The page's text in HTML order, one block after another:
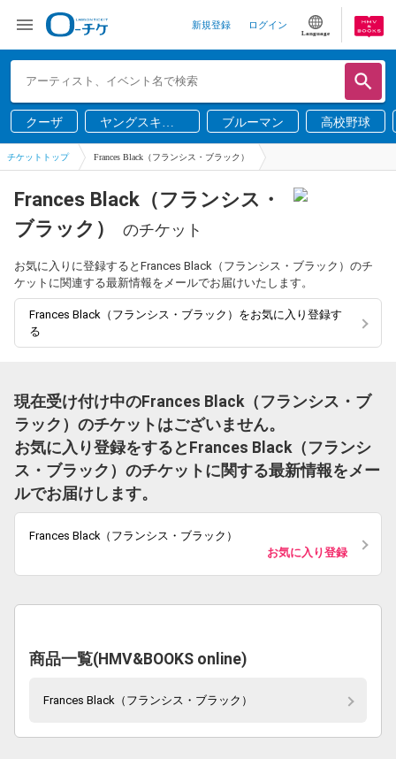
新規登録 ログイン
Language
クーザ
ヤングスキニ
ー
ブルーマン 高校野球
チケットトップ Frances Black（フランシス・ブラック）
Frances Black（フランシス・
ブラック）
のチケット
お気に入りに登録するとFrances Black（フランシス・ブラック）のチ
ケットに関連する最新情報をメールでお届けいたします。
Frances Black（フランシス・ブラック）をお気に入り登録す
る
現在受け付け中のFrances Black（フランシス・ブ
ラック）のチケットはございません。
お気に入り登録をするとFrances Black（フランシ
ス・ブラック）のチケットに関する最新情報をメー
ルでお届けします。
Frances Black（フランシス・ブラック）
お気に入り登録
商品一覧(HMV&BOOKS online)
Frances Black（フランシス・ブラック）